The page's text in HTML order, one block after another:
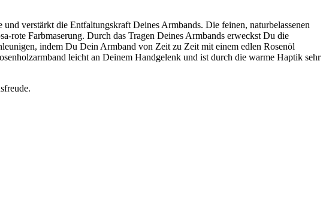
verstärkt die Entfaltungskraft Deines Armbands. Die feinen, naturbelassenen
rote Farbmaserung. Durch das Tragen Deines Armbands erweckst Du die
indem Du Dein Armband von Zeit zu Zeit mit einem edlen Rosenöl
leicht an Deinem Handgelenk und ist durch die warme Haptik sehr